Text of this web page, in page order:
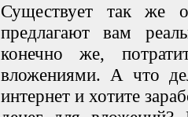
Существует так же
предлагают вам
конечно же,
вложениями. А что
интернет и хотите